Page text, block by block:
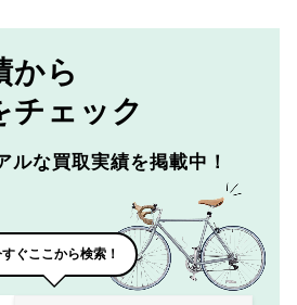
から
チェック
ルな買取実績を掲載中！
ぐここから検索！